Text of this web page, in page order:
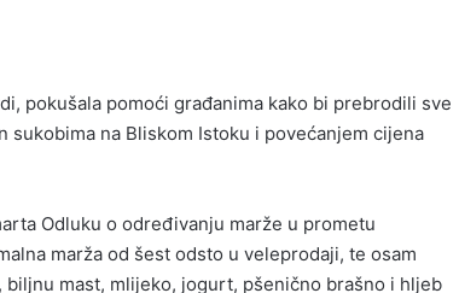
pokušala pomoći građanima kako bi prebrodili sve
na Bliskom Istoku i povećanjem cijena
Odluku o određivanju marže u prometu
marža od šest odsto u veleprodaji, te osam
mast, mlijeko, jogurt, pšenično brašno i hljeb